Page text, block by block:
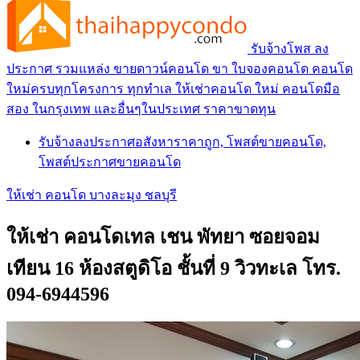
รับจ้างโพส ลง
ประกาศ รวมแหล่ง ขายดาวน์คอนโด ขา ใบจองคอนโด คอนโด
ใหม่ครบทุกโครงการ ทุกทำเล ให้เช่าคอนโด ใหม่ คอนโดมือ
สอง ในกรุงเทพ และอื่นๆในประเทศ ราคาขาดทุน
รับจ้างลงประกาศอสังหาราคาถูก, โพสต์ขายคอนโด,
โพสต์ประกาศขายคอนโด
ให้เช่า คอนโด บางละมุง ชลบุรี
ให้เช่า คอนโดเทล เชน พัทยา ซอยจอม
เทียน 16 ห้องสตูดิโอ ชั้นที่ 9 วิวทะเล โทร.
094-6944596